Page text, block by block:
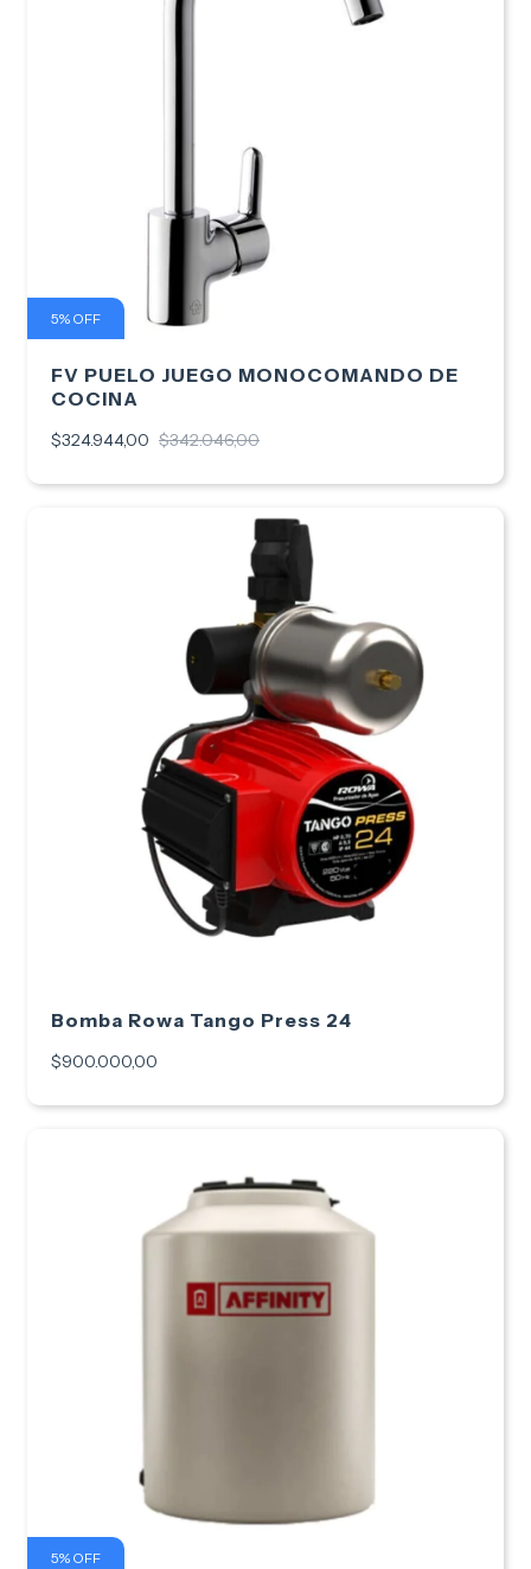
5% OFF
FV PUELO JUEGO MONOCOMANDO DE
COCINA
$324.944,00 $342.046,00
Bomba Rowa Tango Press 24
$900.000,00
5% OFF